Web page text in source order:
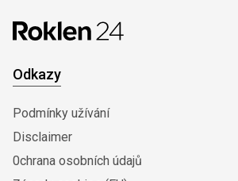
Odkazy
Podmínky užívání
Disclaimer
0chrana osobních údajů